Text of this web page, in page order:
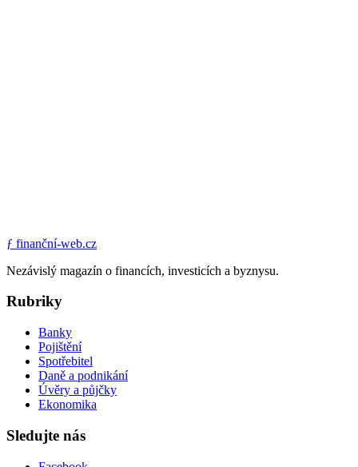
ƒ finanční-web.cz
Nezávislý magazín o financích, investicích a byznysu.
Rubriky
Banky
Pojištění
Spotřebitel
Daně a podnikání
Úvěry a půjčky
Ekonomika
Sledujte nás